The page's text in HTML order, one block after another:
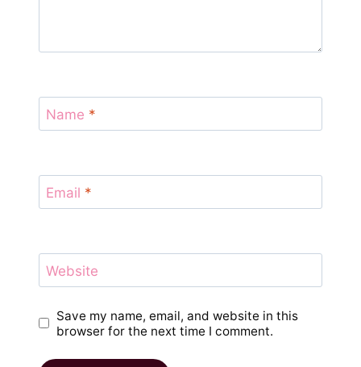
Name *
Email *
Website
Save my name, email, and website in this
browser for the next time I comment.